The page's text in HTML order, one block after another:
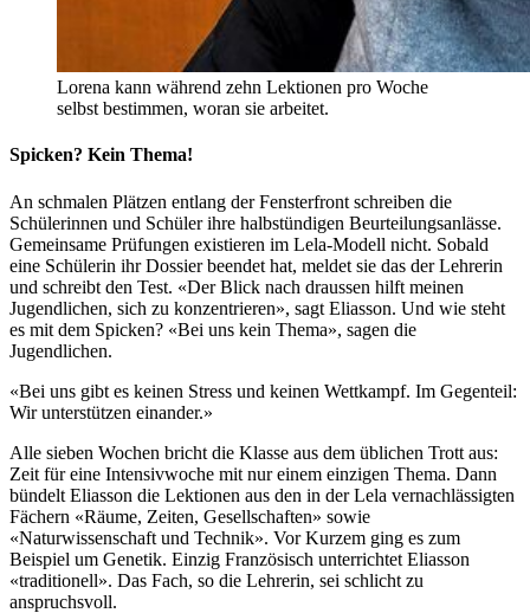
Lorena kann während zehn Lektionen pro Woche
selbst bestimmen, woran sie arbeitet.
Spicken? Kein Thema!
An schmalen Plätzen entlang der Fensterfront schreiben die
Schülerinnen und Schüler ihre halbstündigen Beurteilungsanlässe.
Gemeinsame Prüfungen existieren im Lela-Modell nicht. Sobald
eine Schülerin ihr Dossier beendet hat, meldet sie das der Lehrerin
und schreibt den Test. «Der Blick nach draussen hilft meinen
Jugendlichen, sich zu konzentrieren», sagt Eliasson. Und wie steht
es mit dem Spicken? «Bei uns kein Thema», sagen die
Jugendlichen.
«Bei uns gibt es keinen Stress und keinen Wettkampf. Im Gegenteil:
Wir unterstützen einander.»
Alle sieben Wochen bricht die Klasse aus dem üblichen Trott aus:
Zeit für eine Intensivwoche mit nur einem einzigen Thema. Dann
bündelt Eliasson die Lektionen aus den in der Lela vernachlässigten
Fächern «Räume, Zeiten, Gesellschaften» sowie
«Naturwissenschaft und Technik». Vor Kurzem ging es zum
Beispiel um Genetik. Einzig Französisch unterrichtet Eliasson
«traditionell». Das Fach, so die Lehrerin, sei schlicht zu
anspruchsvoll.